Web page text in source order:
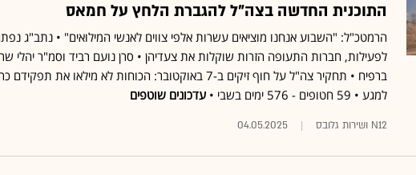
התוכנית החדשה בצה"ל להגברת הלחץ על חמאס
הרמטכ"ל: "השבוע אנחנו מוציאים עשרות אלפי צווים לאנשי המילואים" • נתב"ג
לפעילות, חברות התעופה הזרות שוקלות את צעדיהן • סרן נועם רביד וסמ"ר יהלי
ברפיח • תחקיר צה"ל על חוף זיקים ב-7 באוקטובר: הכוחות לא מילאו את
למגע • 59 חטופים - 576 ימים בשבי •
עדכונים שוטפים
N12 ושירות גלובס 04.05.2025